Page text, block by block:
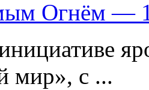
Огнём —
мир», с ...